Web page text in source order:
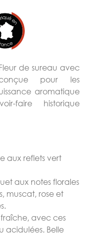
de sureau avec
pour les
aromatique
faire historique
aux reflets vert
aux notes florales
muscat, rose et
fraîche, avec ces
acidulées. Belle